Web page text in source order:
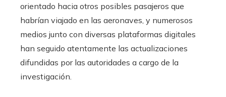
orientado hacia otros posibles pasajeros que
habrían viajado en las aeronaves, y numerosos
medios junto con diversas plataformas digitales
han seguido atentamente las actualizaciones
difundidas por las autoridades a cargo de la
investigación.